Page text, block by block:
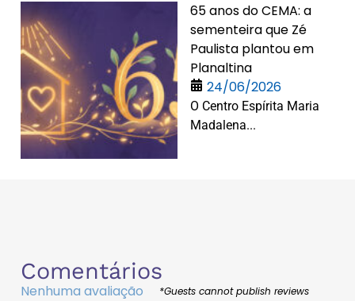
65 anos do CEMA: a
sementeira que Zé
Paulista plantou em
Planaltina
24/06/2026
O Centro Espírita Maria
Madalena...
Comentários
Nenhuma avaliação *Guests cannot publish reviews